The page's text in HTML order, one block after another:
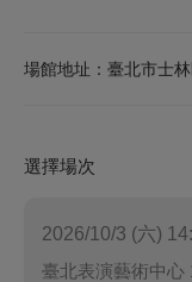
場館地址：臺北市士
選擇場次
2026/10/3 (六)
臺北表演藝術中心